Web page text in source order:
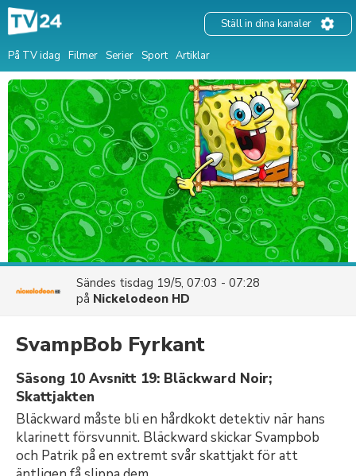
På TV idag Filmer Serier Sport Artiklar
Ställ in dina kanaler
Sändes tisdag 19/5, 07:03 - 07:28
på Nickelodeon HD
SvampBob Fyrkant
Säsong 10 Avsnitt 19: Bläckward Noir;
Skattjakten
Bläckward måste bli en hårdkokt detektiv när hans
klarinett försvunnit. Bläckward skickar Svampbob
och Patrik på en extremt svår skattjakt för att